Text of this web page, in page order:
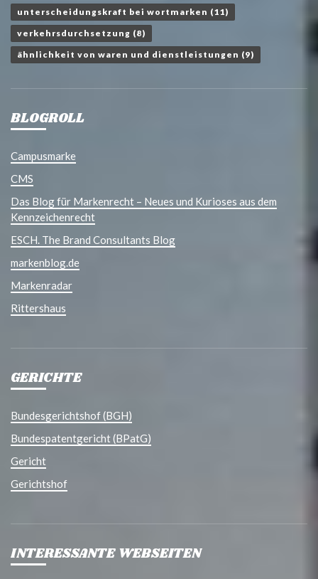
unterscheidungskraft bei wortmarken (11)
verkehrsdurchsetzung (8)
ähnlichkeit von waren und dienstleistungen (9)
BLOGROLL
Campusmarke
CMS
Das Blog für Markenrecht – Neues und Kurioses aus dem
Kennzeichenrecht
ESCH. The Brand Consultants Blog
markenblog.de
Markenradar
Rittershaus
GERICHTE
Bundesgerichtshof (BGH)
Bundespatentgericht (BPatG)
Gericht
Gerichtshof
INTERESSANTE WEBSEITEN